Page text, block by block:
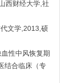
西财经大学,社
文学,2013,硕
性中风恢复期
结合临床（专